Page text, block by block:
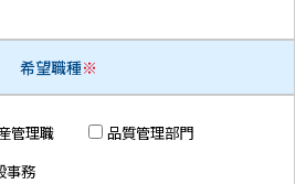
希望職種※
管理職
品質管理部門
事務